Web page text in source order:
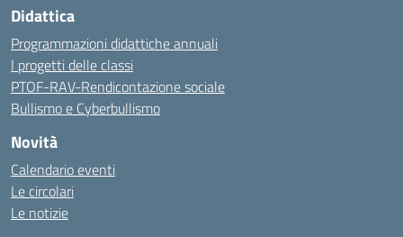
Didattica
Programmazioni didattiche annuali
I progetti delle classi
PTOF-RAV-Rendicontazione sociale
Bullismo e Cyberbullismo
Novità
Calendario eventi
Le circolari
Le notizie